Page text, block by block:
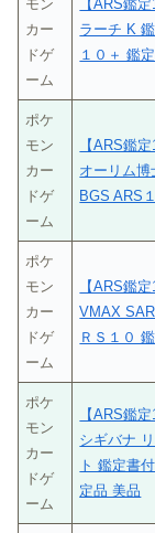
モン
カー
ドゲ
ーム
【ARS鑑
ラーチ K
１０＋ 鑑
ポケ
モン
カー
ドゲ
ーム
【ARS鑑
オーリム
BGS ARS
ポケ
モン
カー
ドゲ
ーム
【ARS鑑
VMAX
ＲＳ１０
ポケ
モン
カー
ドゲ
ーム
【ARS鑑
シギバナ
ト 鑑定書
定品 美品